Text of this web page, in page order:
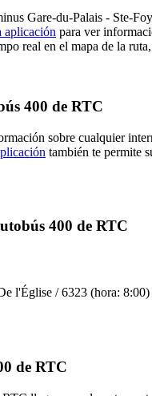
Gare-du-Palais - Ste-
aplicación para ver
real en el mapa de la
400 de RTC
sobre cualquier
también te permite
400 de RTC
l'Église / 6323 (hora:
de RTC